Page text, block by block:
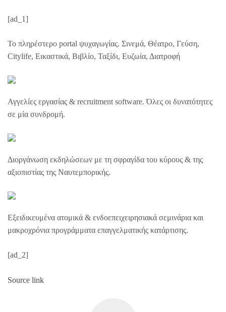
[ad_1]
Το πληρέστερο portal ψυχαγωγίας. Σινεμά, Θέατρο, Γεύση,
Citylife, Εικαστικά, Βιβλίο, Ταξίδι, Ευζωία, Διατροφή
Αγγελίες εργασίας & recruitment software. Όλες οι δυνατότητες
σε μία συνδρομή.
Διοργάνωση εκδηλώσεων με τη σφραγίδα του κύρους & της
αξιοπιστίας της Ναυτεμπορικής.
Εξειδικευμένα ατομικά & ενδοεπειχειρησιακά σεμινάρια και
μακροχρόνια προγράμματα επαγγελματικής κατάρτισης.
[ad_2]
Source link